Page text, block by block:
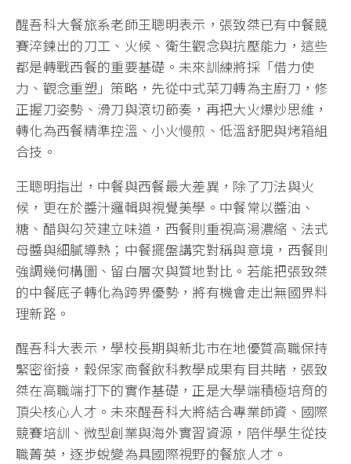
醒吾科大餐旅系老師王聰明表示，張致桀已有中餐競
賽淬鍊出的刀工、火候、衛生觀念與抗壓能力，這些
都是轉戰西餐的重要基礎。未來訓練將採「借力使
力、觀念重塑」策略，先從中式菜刀轉為主廚刀，修
正握刀姿勢、滑刀與滾切節奏，再把大火爆炒思維，
轉化為西餐精準控溫、小火慢煎、低溫舒肥與烤箱組
合技。
王聰明指出，中餐與西餐最大差異，除了刀法與火
候，更在於醬汁邏輯與視覺美學。中餐常以醬油、
糖、醋與勾芡建立味道，西餐則重視高湯濃縮、法式
母醬與細膩導熱；中餐擺盤講究對稱與意境，西餐則
強調幾何構圖、留白層次與質地對比。若能把張致桀
的中餐底子轉化為跨界優勢，將有機會走出無國界料
理新路。
醒吾科大表示，學校長期與新北市在地優質高職保持
緊密銜接，穀保家商餐飲科教學成果有目共睹，張致
桀在高職端打下的實作基礎，正是大學端積極培育的
頂尖核心人才。未來醒吾科大將結合專業師資、國際
競賽培訓、微型創業與海外實習資源，陪伴學生從技
職菁英，逐步蛻變為具國際視野的餐旅人才。